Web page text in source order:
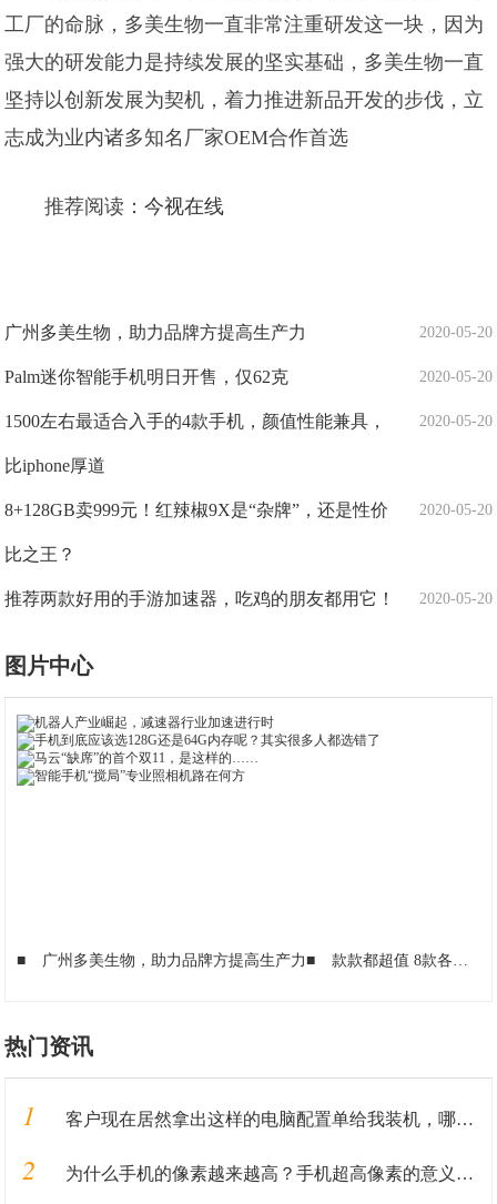
工厂的命脉，多美生物一直非常注重研发这一块，因为
强大的研发能力是持续发展的坚实基础，多美生物一直
坚持以创新发展为契机，着力推进新品开发的步伐，立
志成为业内诸多知名厂家OEM合作首选
推荐阅读：今视在线
2020-05-20
广州多美生物，助力品牌方提高生产力
2020-05-20
Palm迷你智能手机明日开售，仅62克
2020-05-20
1500左右最适合入手的4款手机，颜值性能兼具，
比iphone厚道
2020-05-20
8+128GB卖999元！红辣椒9X是“杂牌”，还是性价
比之王？
2020-05-20
推荐两款好用的手游加速器，吃鸡的朋友都用它！
图片中心
■ 广州多美生物，助力品牌方提高生产力■ 款款都超值 8款各品牌1500左右性价比最高的手机推荐
热门资讯
1 客户现在居然拿出这样的电脑配置单给我装机，哪里有这货哦？
2 为什么手机的像素越来越高？手机超高像素的意义到底是什么？